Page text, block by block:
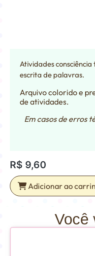
Atividades
escrita de palavras.
Arquivo colorido e
de atividades.
Em casos de erros
R$ 9,60
Adicionar ao
Você